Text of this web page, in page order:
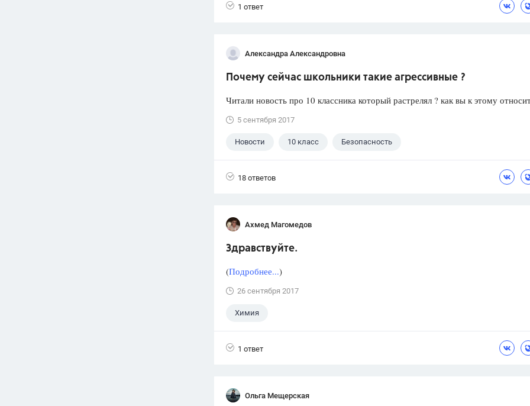
1 ответ
Александра Александровна
Почему сейчас школьники такие агрессивные ?
Читали новость про 10 классника который растрелял ? как вы к этому
5 сентября 2017
Новости 10 класс Безопасность
18 ответов
Ахмед Магомедов
Здравствуйте.
(Подробнее...)
26 сентября 2017
Химия
1 ответ
Ольга Мещерская